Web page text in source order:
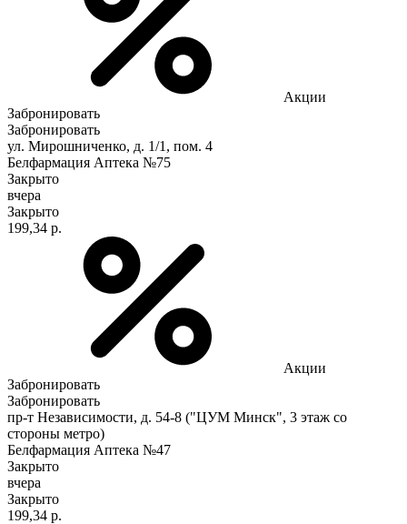
Акции
Забронировать
Забронировать
ул. Мирошниченко, д. 1/1, пом. 4
Белфармация Аптека №75
Закрыто
вчера
Закрыто
199,34 р.
Акции
Забронировать
Забронировать
пр-т Независимости, д. 54-8 ("ЦУМ Минск", 3 этаж со
стороны метро)
Белфармация Аптека №47
Закрыто
вчера
Закрыто
199,34 р.